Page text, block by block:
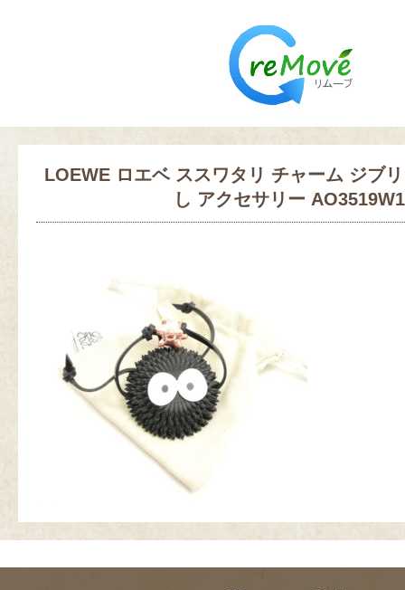
LOEWE ロエベ ススワタリ チャーム ジブ
し アクセサリー AO3519W1